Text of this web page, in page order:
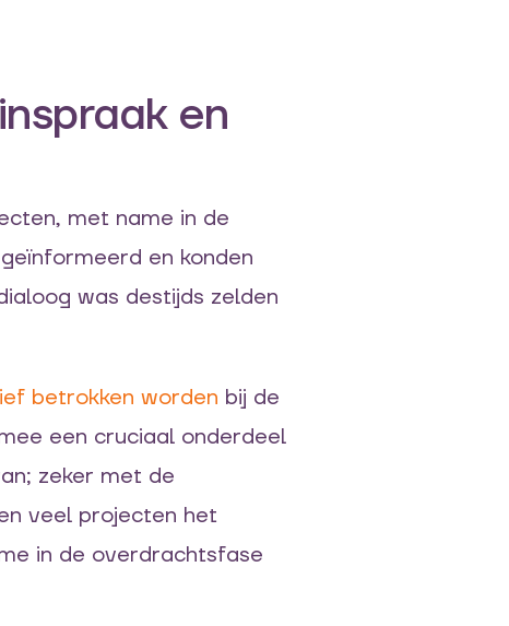
en
met name in de
en konden
was destijds zelden
betrokken worden bij de
een cruciaal onderdeel
zeker met de
veel projecten het
in de overdrachtsfase